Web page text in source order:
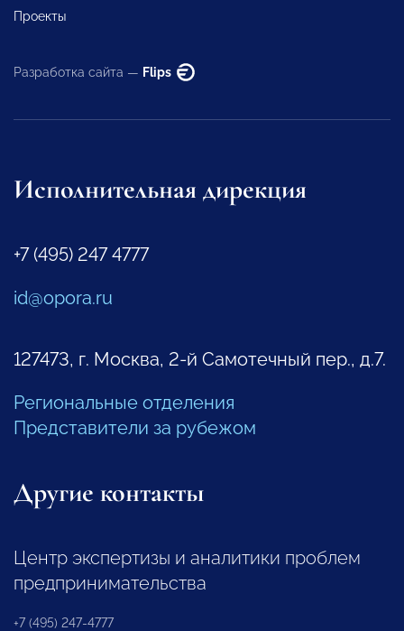
Проекты
Разработка сайта — Flips
Исполнительная дирекция
+7 (495) 247 4777
id@opora.ru
127473, г. Москва, 2-й Самотечный пер., д.7.
Региональные отделения
Представители за рубежом
Другие контакты
Центр экспертизы и аналитики проблем
предпринимательства
+7 (495) 247-4777